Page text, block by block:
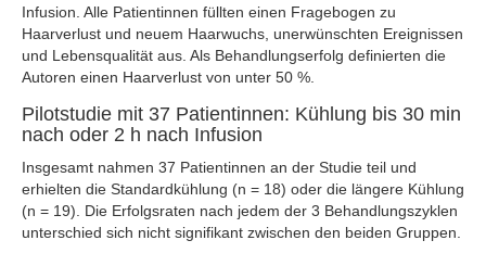
Infusion. Alle Patientinnen füllten einen Fragebogen zu
Haarverlust und neuem Haarwuchs, unerwünschten Ereignissen
und Lebensqualität aus. Als Behandlungserfolg definierten die
Autoren einen Haarverlust von unter 50 %.
Pilotstudie mit 37 Patientinnen: Kühlung bis 30 min
nach oder 2 h nach Infusion
Insgesamt nahmen 37 Patientinnen an der Studie teil und
erhielten die Standardkühlung (n = 18) oder die längere Kühlung
(n = 19). Die Erfolgsraten nach jedem der 3 Behandlungszyklen
unterschied sich nicht signifikant zwischen den beiden Gruppen.